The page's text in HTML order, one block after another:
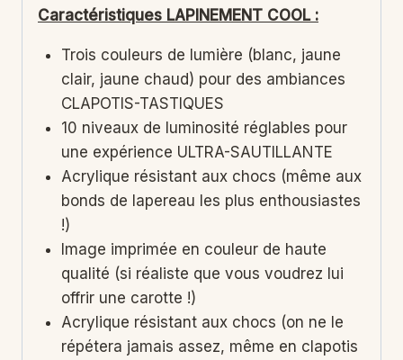
Caractéristiques LAPINEMENT COOL :
Trois couleurs de lumière (blanc, jaune
clair, jaune chaud) pour des ambiances
CLAPOTIS-TASTIQUES
10 niveaux de luminosité réglables pour
une expérience ULTRA-SAUTILLANTE
Acrylique résistant aux chocs (même aux
bonds de lapereau les plus enthousiastes
!)
Image imprimée en couleur de haute
qualité (si réaliste que vous voudrez lui
offrir une carotte !)
Acrylique résistant aux chocs (on ne le
répétera jamais assez, même en clapotis